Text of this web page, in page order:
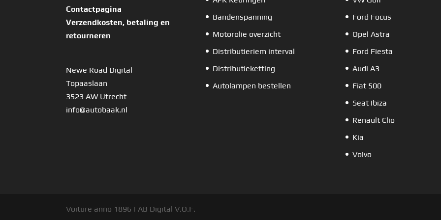
Contactpagina
Verzendkosten, betaling en
retourneren
Newe Road Digital
Topaaslaan
3523 AW Utrecht
info@autobaak.nl
Bandenspanning
Motorolie overzicht
Distributieriem interval
Distributieketting
Autolampen bestellen
Ford Focus
Opel Astra
Ford Fiesta
Audi A3
Fiat 500
Seat Ibiza
Renault Clio
Kia
Volvo
Voiture anno 1896 | AB Digital V.O.F.